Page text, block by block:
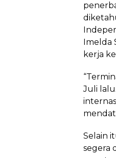
Imelda
kerja
Juli
Selain
segera